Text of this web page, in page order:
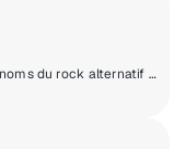
Revisite le meilleur des grands noms du rock alternatif contemporain et sois le premier à découvrir les nouveautés du milieu!